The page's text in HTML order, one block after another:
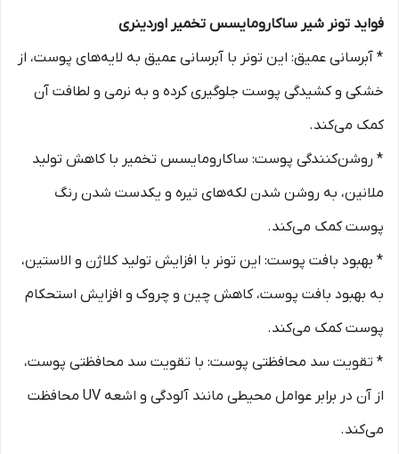
فواید تونر شیر ساکارومایسس تخمیر اوردینری
* آبرسانی عمیق: این تونر با آبرسانی عمیق به لایه‌های پوست، از
خشکی و کشیدگی پوست جلوگیری کرده و به نرمی و لطافت آن
کمک می‌کند.
* روشن‌کنندگی پوست: ساکارومایسس تخمیر با کاهش تولید
ملانین، به روشن شدن لکه‌های تیره و یکدست شدن رنگ
پوست کمک می‌کند.
* بهبود بافت پوست: این تونر با افزایش تولید کلاژن و الاستین،
به بهبود بافت پوست، کاهش چین و چروک و افزایش استحکام
پوست کمک می‌کند.
* تقویت سد محافظتی پوست: با تقویت سد محافظتی پوست،
از آن در برابر عوامل محیطی مانند آلودگی و اشعه UV محافظت
می‌کند.